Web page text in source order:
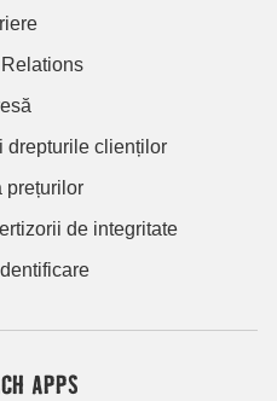
Relations
drepturile clienților
prețurilor
de integritate
APPS